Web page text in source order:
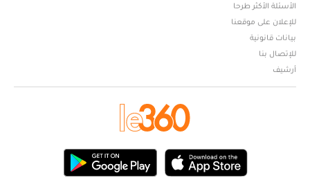
الأسئلة الأكثر طرحا
للإعلان على موقعنا
بيانات قانونية
للإتصال بنا
أرشيف